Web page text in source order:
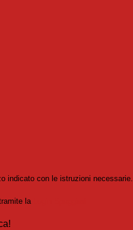
indicato con le istruzioni necessarie.
la